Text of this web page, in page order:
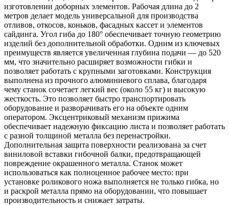
изготовлении доборных элементов. Рабочая длина до 2
метров делает модель универсальной для производства
отливов, откосов, коньков, фасадных кассет и элементов
сайдинга. Угол гиба до 180° обеспечивает точную геометрию
изделий без дополнительной обработки. Одним из ключевых
преимуществ является увеличенная глубина подачи — до 520
мм, что значительно расширяет возможности гибки и
позволяет работать с крупными заготовками. Конструкция
выполнена из прочного алюминиевого сплава, благодаря
чему станок сочетает легкий вес (около 55 кг) и высокую
жесткость. Это позволяет быстро транспортировать
оборудование и разворачивать его на объекте одним
оператором. Эксцентриковый механизм прижима
обеспечивает надежную фиксацию листа и позволяет работать
с разной толщиной металла без перенастройки.
Дополнительная защита поверхности реализована за счет
виниловой вставки гибочной балки, предотвращающей
повреждение окрашенного металла. Станок может
использоваться как полноценное рабочее место: при
установке роликового ножа выполняется не только гибка, но
и раскрой металла прямо на оборудовании, что повышает
производительность и снижает затраты.